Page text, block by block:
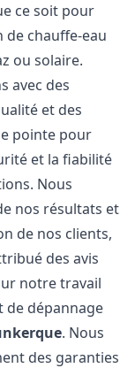
ce soit pour
de chauffe-eau
ou solaire.
avec des
et des
pointe pour
et la fiabilité
Nous
nos résultats et
de nos clients,
des avis
notre travail
de dépannage
. Nous
des garanties